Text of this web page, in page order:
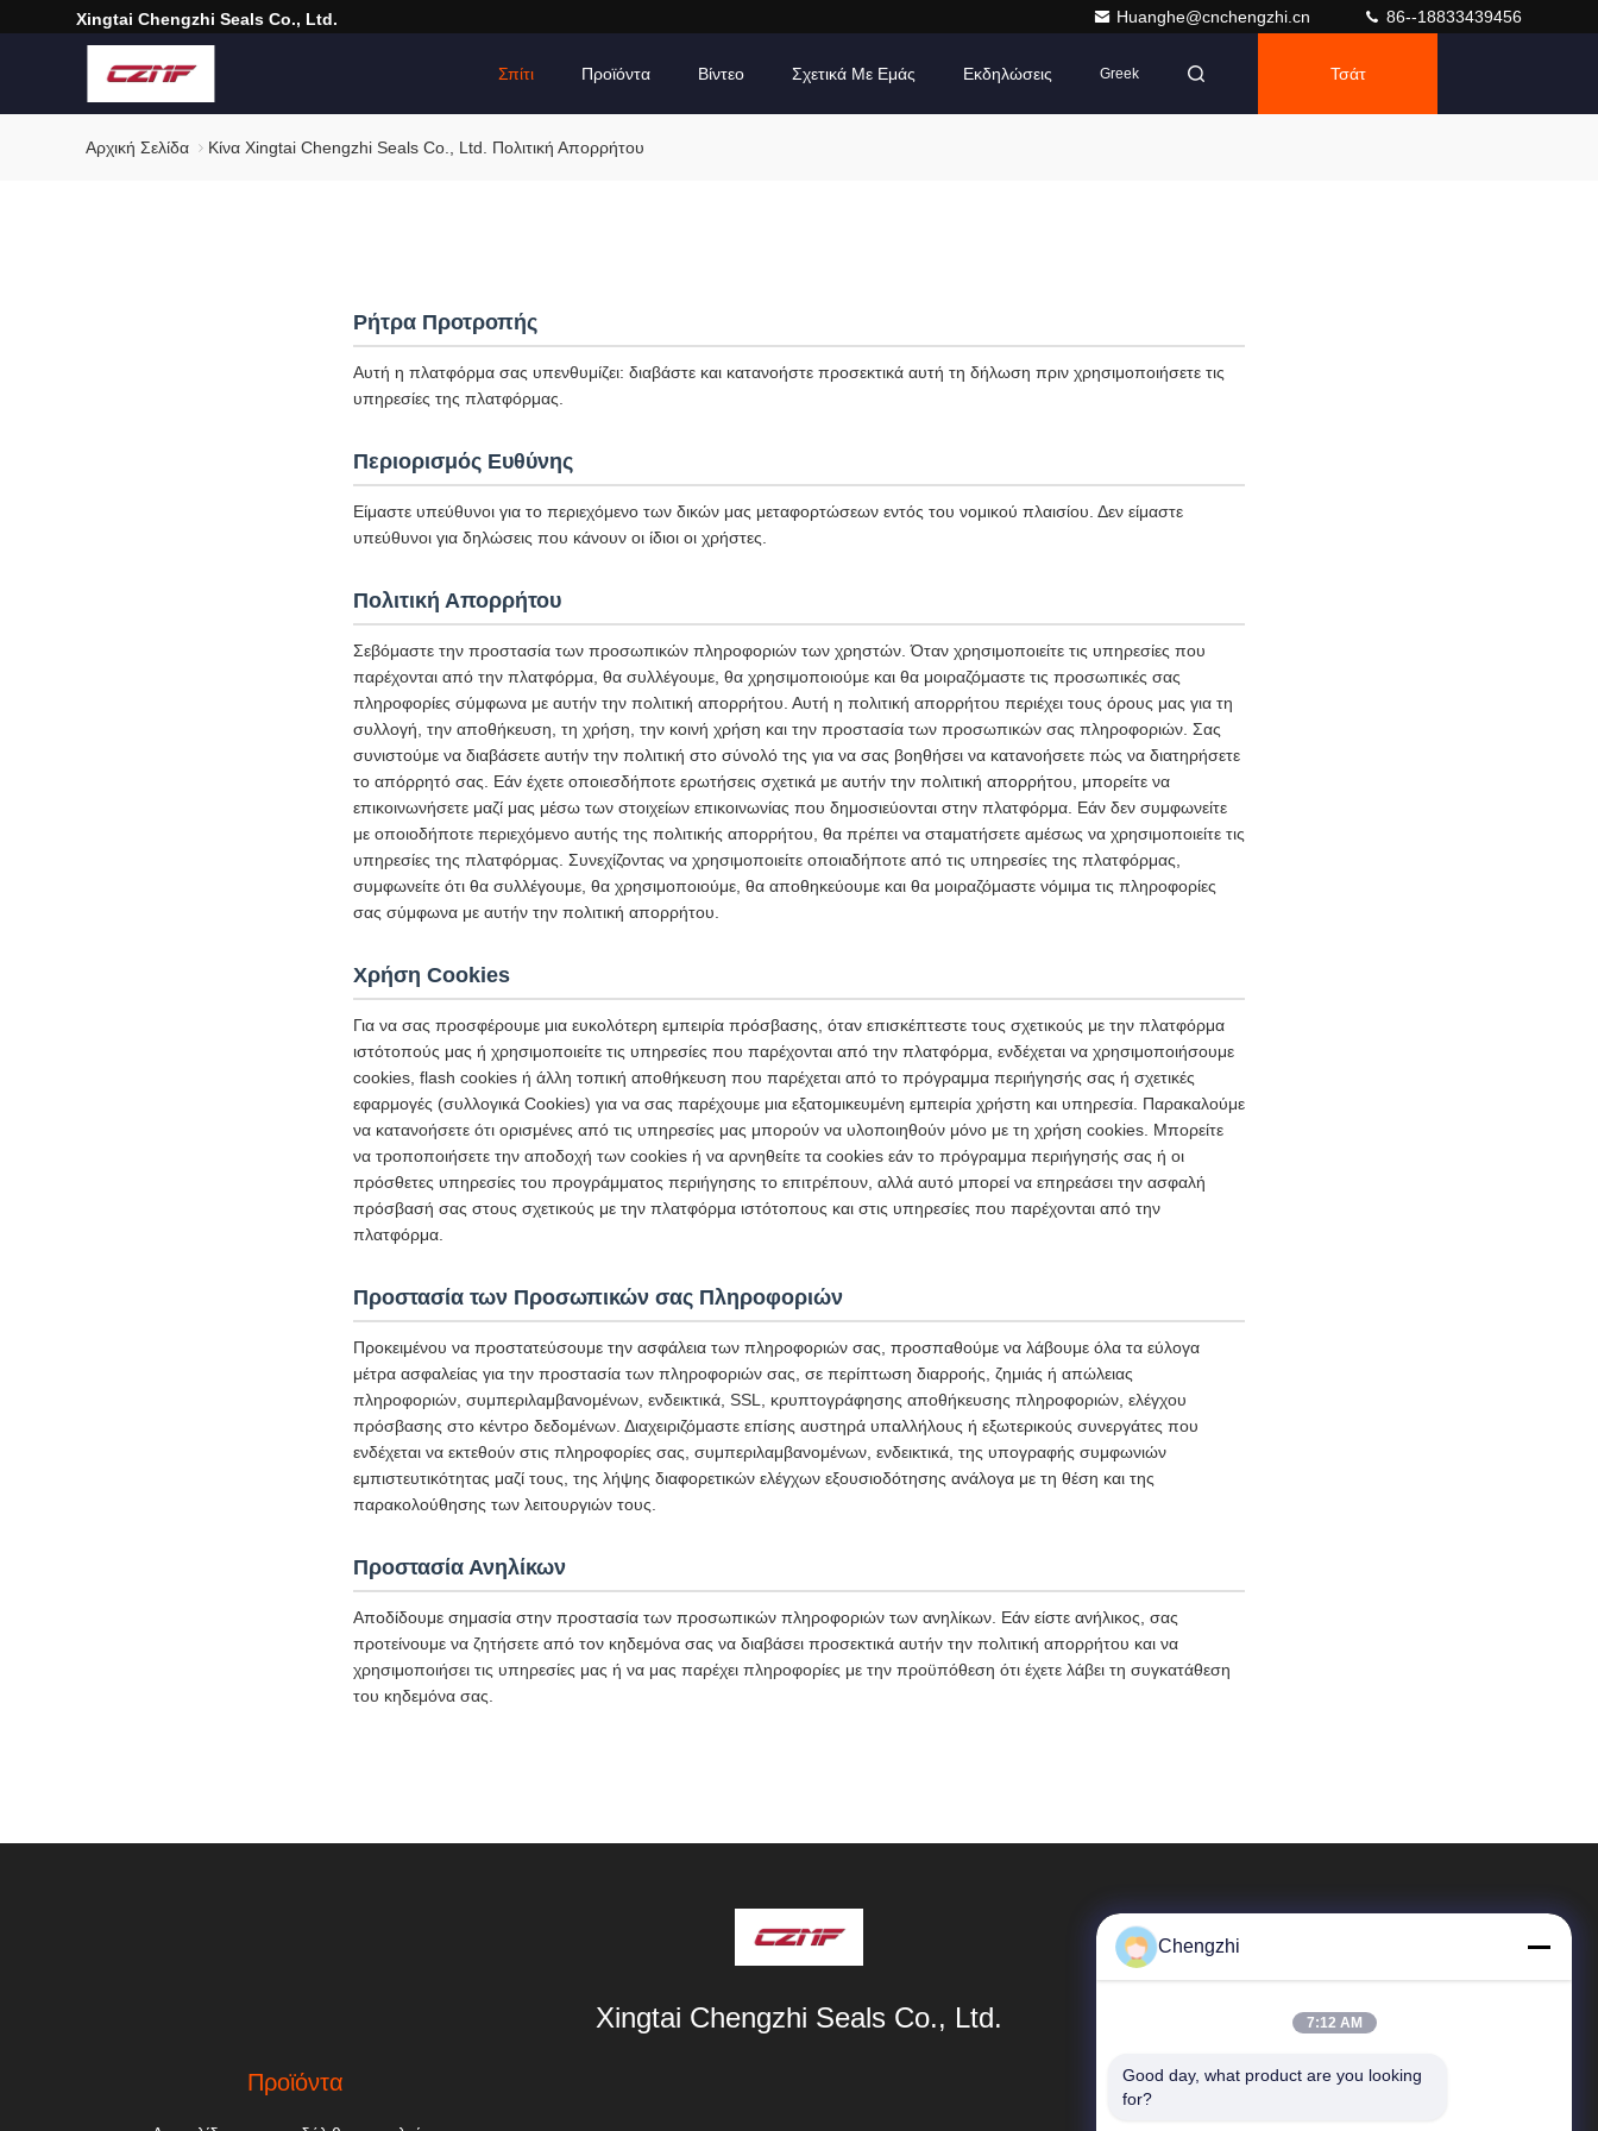
Xingtai Chengzhi Seals Co., Ltd. Huanghe@cnchengzhi.cn 86--18833439456
Σπίτι Προϊόντα Βίντεο Σχετικά Με Εμάς Εκδηλώσεις Greek Τσάτ
Αρχική Σελίδα Κίνα Xingtai Chengzhi Seals Co., Ltd. Πολιτική Απορρήτου
Ρήτρα Προτροπής
Αυτή η πλατφόρμα σας υπενθυμίζει: διαβάστε και κατανοήστε προσεκτικά αυτή τη δήλωση πριν χρησιμοποιήσετε τις
υπηρεσίες της πλατφόρμας.
Περιορισμός Ευθύνης
Είμαστε υπεύθυνοι για το περιεχόμενο των δικών μας μεταφορτώσεων εντός του νομικού πλαισίου. Δεν είμαστε
υπεύθυνοι για δηλώσεις που κάνουν οι ίδιοι οι χρήστες.
Πολιτική Απορρήτου
Σεβόμαστε την προστασία των προσωπικών πληροφοριών των χρηστών. Όταν χρησιμοποιείτε τις υπηρεσίες που
παρέχονται από την πλατφόρμα, θα συλλέγουμε, θα χρησιμοποιούμε και θα μοιραζόμαστε τις προσωπικές σας
πληροφορίες σύμφωνα με αυτήν την πολιτική απορρήτου. Αυτή η πολιτική απορρήτου περιέχει τους όρους μας για τη
συλλογή, την αποθήκευση, τη χρήση, την κοινή χρήση και την προστασία των προσωπικών σας πληροφοριών. Σας
συνιστούμε να διαβάσετε αυτήν την πολιτική στο σύνολό της για να σας βοηθήσει να κατανοήσετε πώς να διατηρήσετε
το απόρρητό σας. Εάν έχετε οποιεσδήποτε ερωτήσεις σχετικά με αυτήν την πολιτική απορρήτου, μπορείτε να
επικοινωνήσετε μαζί μας μέσω των στοιχείων επικοινωνίας που δημοσιεύονται στην πλατφόρμα. Εάν δεν συμφωνείτε
με οποιοδήποτε περιεχόμενο αυτής της πολιτικής απορρήτου, θα πρέπει να σταματήσετε αμέσως να χρησιμοποιείτε τις
υπηρεσίες της πλατφόρμας. Συνεχίζοντας να χρησιμοποιείτε οποιαδήποτε από τις υπηρεσίες της πλατφόρμας,
συμφωνείτε ότι θα συλλέγουμε, θα χρησιμοποιούμε, θα αποθηκεύουμε και θα μοιραζόμαστε νόμιμα τις πληροφορίες
σας σύμφωνα με αυτήν την πολιτική απορρήτου.
Χρήση Cookies
Για να σας προσφέρουμε μια ευκολότερη εμπειρία πρόσβασης, όταν επισκέπτεστε τους σχετικούς με την πλατφόρμα
ιστότοπούς μας ή χρησιμοποιείτε τις υπηρεσίες που παρέχονται από την πλατφόρμα, ενδέχεται να χρησιμοποιήσουμε
cookies, flash cookies ή άλλη τοπική αποθήκευση που παρέχεται από το πρόγραμμα περιήγησής σας ή σχετικές
εφαρμογές (συλλογικά Cookies) για να σας παρέχουμε μια εξατομικευμένη εμπειρία χρήστη και υπηρεσία. Παρακαλούμε
να κατανοήσετε ότι ορισμένες από τις υπηρεσίες μας μπορούν να υλοποιηθούν μόνο με τη χρήση cookies. Μπορείτε
να τροποποιήσετε την αποδοχή των cookies ή να αρνηθείτε τα cookies εάν το πρόγραμμα περιήγησής σας ή οι
πρόσθετες υπηρεσίες του προγράμματος περιήγησης το επιτρέπουν, αλλά αυτό μπορεί να επηρεάσει την ασφαλή
πρόσβασή σας στους σχετικούς με την πλατφόρμα ιστότοπους και στις υπηρεσίες που παρέχονται από την
πλατφόρμα.
Προστασία των Προσωπικών σας Πληροφοριών
Προκειμένου να προστατεύσουμε την ασφάλεια των πληροφοριών σας, προσπαθούμε να λάβουμε όλα τα εύλογα
μέτρα ασφαλείας για την προστασία των πληροφοριών σας, σε περίπτωση διαρροής, ζημιάς ή απώλειας
πληροφοριών, συμπεριλαμβανομένων, ενδεικτικά, SSL, κρυπτογράφησης αποθήκευσης πληροφοριών, ελέγχου
πρόσβασης στο κέντρο δεδομένων. Διαχειριζόμαστε επίσης αυστηρά υπαλλήλους ή εξωτερικούς συνεργάτες που
ενδέχεται να εκτεθούν στις πληροφορίες σας, συμπεριλαμβανομένων, ενδεικτικά, της υπογραφής συμφωνιών
εμπιστευτικότητας μαζί τους, της λήψης διαφορετικών ελέγχων εξουσιοδότησης ανάλογα με τη θέση και της
παρακολούθησης των λειτουργιών τους.
Προστασία Ανηλίκων
Αποδίδουμε σημασία στην προστασία των προσωπικών πληροφοριών των ανηλίκων. Εάν είστε ανήλικος, σας
προτείνουμε να ζητήσετε από τον κηδεμόνα σας να διαβάσει προσεκτικά αυτήν την πολιτική απορρήτου και να
χρησιμοποιήσει τις υπηρεσίες μας ή να μας παρέχει πληροφορίες με την προϋπόθεση ότι έχετε λάβει τη συγκατάθεση
του κηδεμόνα σας.
Xingtai Chengzhi Seals Co., Ltd.
Προϊόντα Γρήγορες Συνδέσεις
Chengzhi
7:12 AM
Good day, what product are you looking
for?